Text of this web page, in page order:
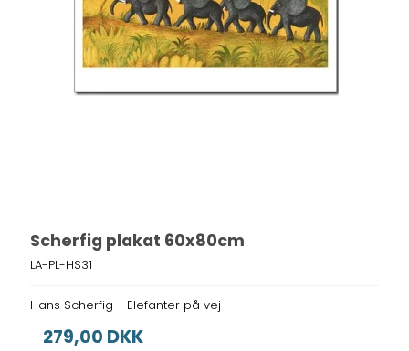
Scherfig plakat 60x80cm
LA-PL-HS31
Hans Scherfig - Elefanter på vej
279,00 DKK